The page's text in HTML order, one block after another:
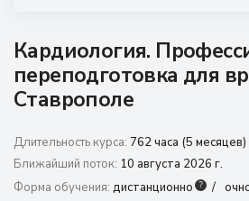
Перейти на портал
Кардиология.
переподготовка для
Ставрополе
Длительность курса: 762 часа (5 месяцев)
Ближайший поток: 10 августа 2026 г.
Форма обучения: дистанционно ?